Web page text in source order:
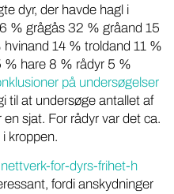
dyr, der havde hagl i
% grågås 32 % gråand 15
14 % troldand 11 %
hare 8 % rådyr 5 %
på undersøgelser
til at undersøge antallet af
sjat. For rådyr var det ca.
kroppen.
fordi anskydninger